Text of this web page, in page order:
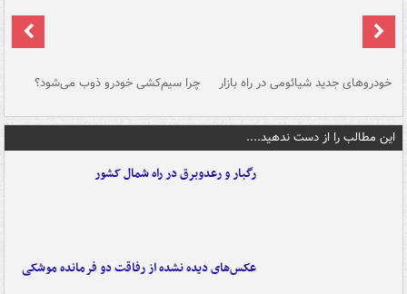
خودروهای جدید شیائومی در راه بازار چرا سیم‌کشی خودرو ذوب می‌شود؟
این مطالب را از دست ندهید....
رگبار و رعدوبرق در راه شمال کشور
عکس‌های دیده نشده از رفاقت دو فرمانده‌ موشکی